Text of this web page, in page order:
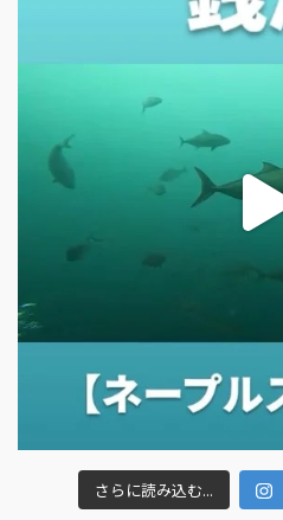
さらに読み込む...